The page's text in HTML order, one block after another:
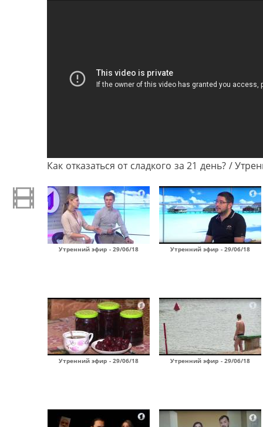
Как отказаться от сладкого за 21 день? /
Утренний эфир - 29/06/18 Утренний эфир - 29/06/18
Утренний эфир - 29/06/18 Утренний эфир - 29/06/18